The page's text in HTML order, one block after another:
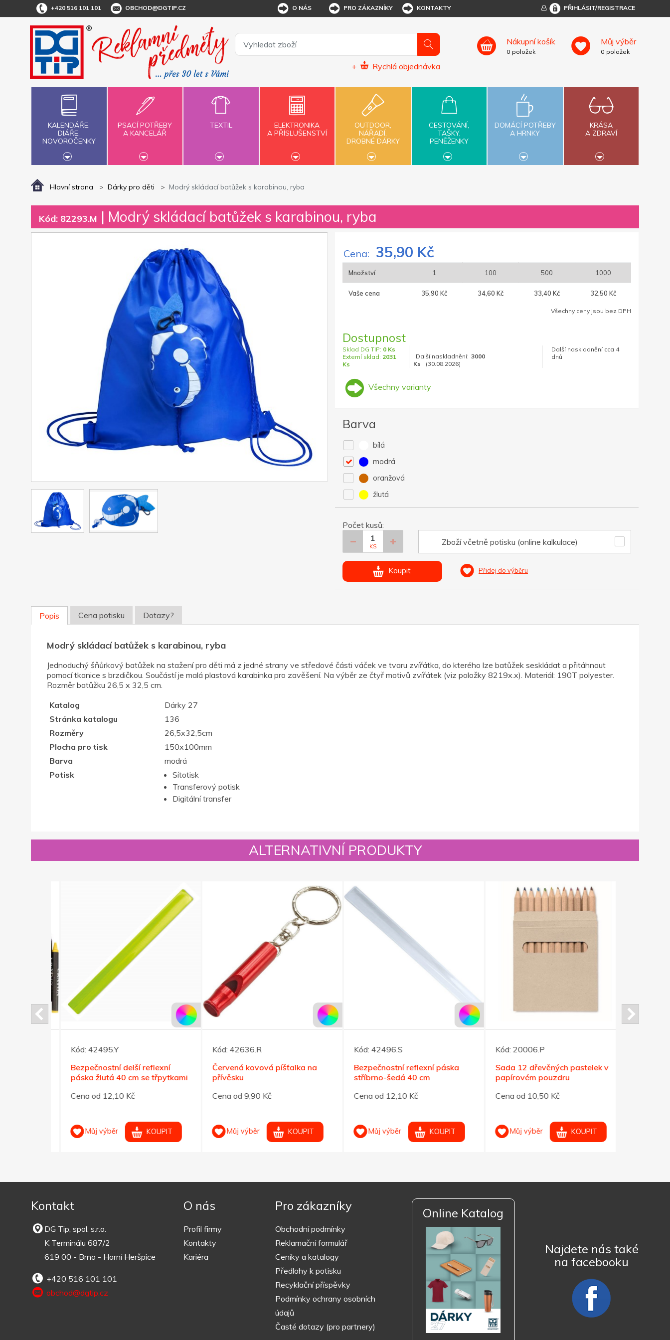
+420 516 101 101 OBCHOD@DGTIP.CZ O NÁS PRO ZÁKAZNÍKY KONTAKTY PŘIHLÁSIT/REGISTRACE
+ Rychlá objednávka
Nákupní košík
0 položek
Můj výběr
0 položek
KALENDÁŘE,
DIÁŘE,
NOVOROČENKY
PSACÍ POTŘEBY
A KANCELÁŘ
TEXTIL
ELEKTRONIKA
A PŘÍSLUŠENSTVÍ
OUTDOOR,
NÁŘADÍ,
DROBNÉ DÁRKY
CESTOVÁNÍ,
TAŠKY,
PENĚŽENKY
DOMÁCÍ POTŘEBY
A HRNKY
KRÁSA
A ZDRAVÍ
Hlavní strana Dárky pro děti Modrý skládací batůžek s karabinou, ryba
Kód: 82293.M | Modrý skládací batůžek s karabinou, ryba
Cena: 35,90 Kč
Množství 1 100 500 1000
Vaše cena 35,90 Kč 34,60 Kč 33,40 Kč 32,50 Kč
Všechny ceny jsou bez DPH
Dostupnost
Sklad DG TIP: 0 Ks
Externí sklad: 2031
Ks
Další naskladnění: 3000
Ks
(30.08.2026)
Další naskladnění cca 4
dnů
Všechny varianty
Barva
bílá
modrá
oranžová
žlutá
Počet kusů:
KS Zboží včetně potisku (online kalkulace)
Koupit Přidej do výběru
Popis Cena potisku Dotazy?
Modrý skládací batůžek s karabinou, ryba
Jednoduchý šňůrkový batůžek na stažení pro děti má z jedné strany ve středové části váček ve tvaru zvířátka, do kterého lze batůžek seskládat a přitáhnout
pomocí tkanice s brzdičkou. Součástí je malá plastová karabinka pro zavěšení. Na výběr ze čtyř motivů zvířátek (viz položky 8219x.x). Materiál: 190T polyester.
Rozměr batůžku 26,5 x 32,5 cm.
Katalog
Dárky 27
Stránka katalogu
136
Rozměry
26,5x32,5cm
Plocha pro tisk
150x100mm
Barva
modrá
Potisk
Sítotisk
Transferový potisk
Digitální transfer
ALTERNATIVNÍ PRODUKTY
Kód:42495.Y
Bezpečnostní delší reflexní
páska žlutá 40 cm se třpytkami
Cena od 12,10 Kč
Můj výběr KOUPIT
Kód:42636.R
Červená kovová píšťalka na
přívěsku
Cena od 9,90 Kč
Můj výběr KOUPIT
Kód:42496.S
Bezpečnostní reflexní páska
stříbrno-šedá 40 cm
Cena od 12,10 Kč
Můj výběr KOUPIT
Kód:20006.P
Sada 12 dřevěných pastelek v
papírovém pouzdru
Cena od 10,50 Kč
Můj výběr KOUPIT
Kontakt
DG Tip, spol. s.r.o.
K Terminálu 687/2
619 00 - Brno - Horní Heršpice
+420 516 101 101
obchod@dgtip.cz
O nás
Profil firmy
Kontakty
Kariéra
Pro zákazníky
Obchodní podmínky
Reklamační formulář
Ceníky a katalogy
Předlohy k potisku
Recyklační příspěvky
Podmínky ochrany osobních
údajů
Časté dotazy (pro partnery)
Online Katalog
Najdete nás také
na facebooku